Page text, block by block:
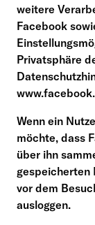
weitere
Facebook
Privatsphäre
Wenn ein
möchte, dass
über ihn
gespeicherten
vor dem
ausloggen.